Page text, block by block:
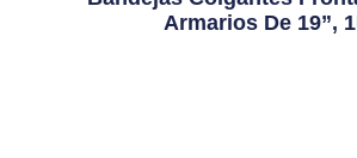
Armarios De 19”,